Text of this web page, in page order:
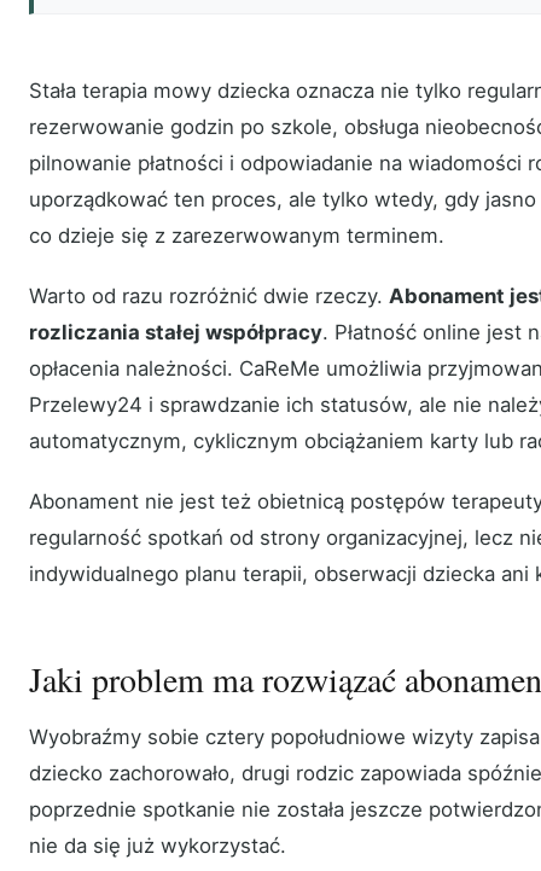
Stała terapia mowy dziecka oznacza nie tylko
rezerwowanie godzin po szkole, obsługa
pilnowanie płatności i odpowiadanie na wiadomości
uporządkować ten proces, ale tylko wtedy, gdy jasno
co dzieje się z zarezerwowanym terminem.
Warto od razu rozróżnić dwie rzeczy. Abonament
rozliczania stałej współpracy. Płatność online jest
opłacenia należności. CaReMe umożliwia
Przelewy24 i sprawdzanie ich statusów, ale nie
automatycznym, cyklicznym obciążaniem karty lub
Abonament nie jest też obietnicą postępów
regularność spotkań od strony organizacyjnej, lecz
indywidualnego planu terapii, obserwacji dziecka ani
Jaki problem ma rozwiązać
Wyobraźmy sobie cztery popołudniowe wizyty
dziecko zachorowało, drugi rodzic zapowiada
poprzednie spotkanie nie została jeszcze
nie da się już wykorzystać.